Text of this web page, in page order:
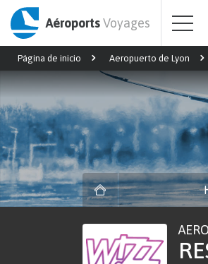
AéroportsVoyages
Página de inicio Aeropuerto de Lyon